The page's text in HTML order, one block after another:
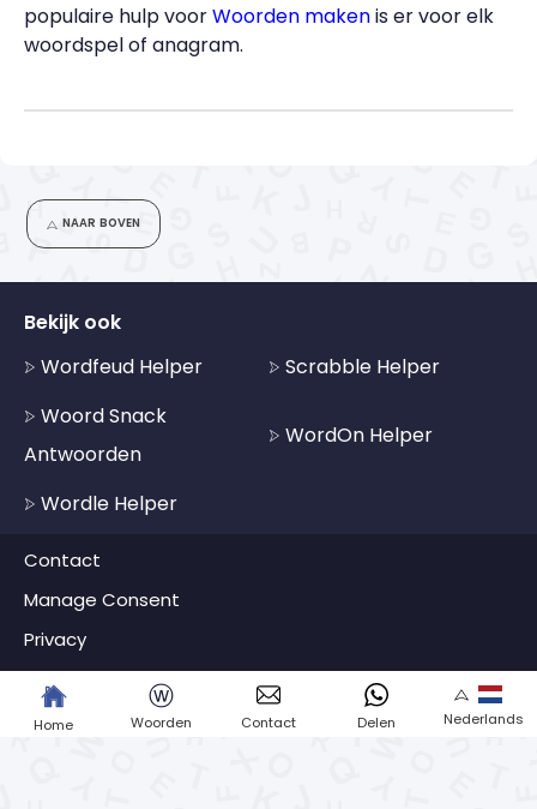
populaire hulp voorWoorden makenis er voor elk
woordspel of anagram.
NAAR BOVEN
Bekijk ook
Wordfeud Helper
Scrabble Helper
Woord Snack
Antwoorden
WordOn Helper
Wordle Helper
Contact
Manage Consent
Privacy
Home
ⓦ
Woorden Contact Delen Nederlands